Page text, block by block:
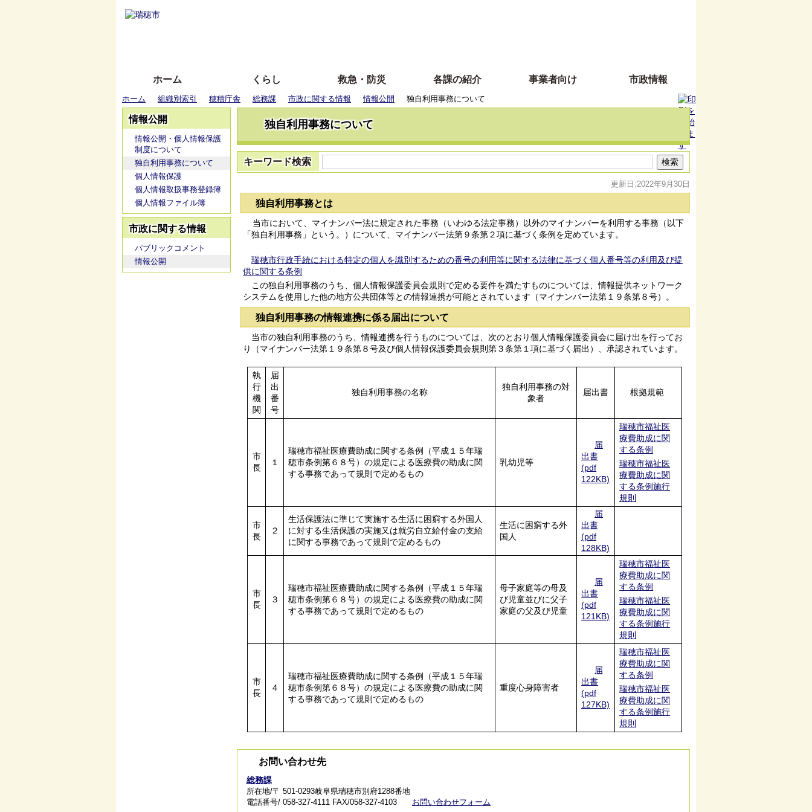
ホーム くらし 救急・防災 各課の紹介 事業者向け 市政情報
ホーム 組織別索引 穂積庁舎 総務課 市政に関する情報 情報公開 独自利用事務について
情報公開
情報公開・個人情報保護
制度について
独自利用事務について
個人情報保護
個人情報取扱事務登録簿
個人情報ファイル簿
市政に関する情報
パブリックコメント
情報公開
独自利用事務について
キーワード検索
更新日:2022年9月30日
独自利用事務とは
当市において、マイナンバー法に規定された事務（いわゆる法定事務）以外のマイナンバーを利用する事務（以下
「独自利用事務」という。）について、マイナンバー法第９条第２項に基づく条例を定めています。
瑞穂市行政手続における特定の個人を識別するための番号の利用等に関する法律に基づく個人番号等の利用及び提
供に関する条例
この独自利用事務のうち、個人情報保護委員会規則で定める要件を満たすものについては、情報提供ネットワーク
システムを使用した他の地方公共団体等との情報連携が可能とされています（マイナンバー法第１９条第８号）。
独自利用事務の情報連携に係る届出について
当市の独自利用事務のうち、情報連携を行うものについては、次のとおり個人情報保護委員会に届け出を行ってお
り（マイナンバー法第１９条第８号及び個人情報保護委員会規則第３条第１項に基づく届出）、承認されています。
執
行
機
関
届
出
番
号
独自利用事務の名称
独自利用事務の対
象者
届出書 根拠規範
市
長
１
瑞穂市福祉医療費助成に関する条例（平成１５年瑞
穂市条例第６８号）の規定による医療費の助成に関
する事務であって規則で定めるもの
乳幼児等
届
出書
(pdf
122KB)
瑞穂市福祉医
療費助成に関
する条例
瑞穂市福祉医
療費助成に関
する条例施行
規則
市
長
２
生活保護法に準じて実施する生活に困窮する外国人
に対する生活保護の実施又は就労自立給付金の支給
に関する事務であって規則で定めるもの
生活に困窮する外
国人
届
出書
(pdf
128KB)
市
長
３
瑞穂市福祉医療費助成に関する条例（平成１５年瑞
穂市条例第６８号）の規定による医療費の助成に関
する事務であって規則で定めるもの
母子家庭等の母及
び児童並びに父子
家庭の父及び児童
届
出書
(pdf
121KB)
瑞穂市福祉医
療費助成に関
する条例
瑞穂市福祉医
療費助成に関
する条例施行
規則
市
長
４
瑞穂市福祉医療費助成に関する条例（平成１５年瑞
穂市条例第６８号）の規定による医療費の助成に関
する事務であって規則で定めるもの
重度心身障害者
届
出書
(pdf
127KB)
瑞穂市福祉医
療費助成に関
する条例
瑞穂市福祉医
療費助成に関
する条例施行
規則
お問い合わせ先
総務課
所在地/〒 501-0293岐阜県瑞穂市別府1288番地
電話番号/ 058-327-4111 FAX/058-327-4103 お問い合わせフォーム